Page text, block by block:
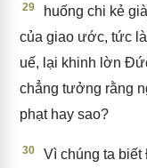
29
huống chi kẻ
của giao ước, tức
uế, lại khinh lờn
chẳng tưởng rằng
phạt hay sao?
30
Vì chúng ta biết